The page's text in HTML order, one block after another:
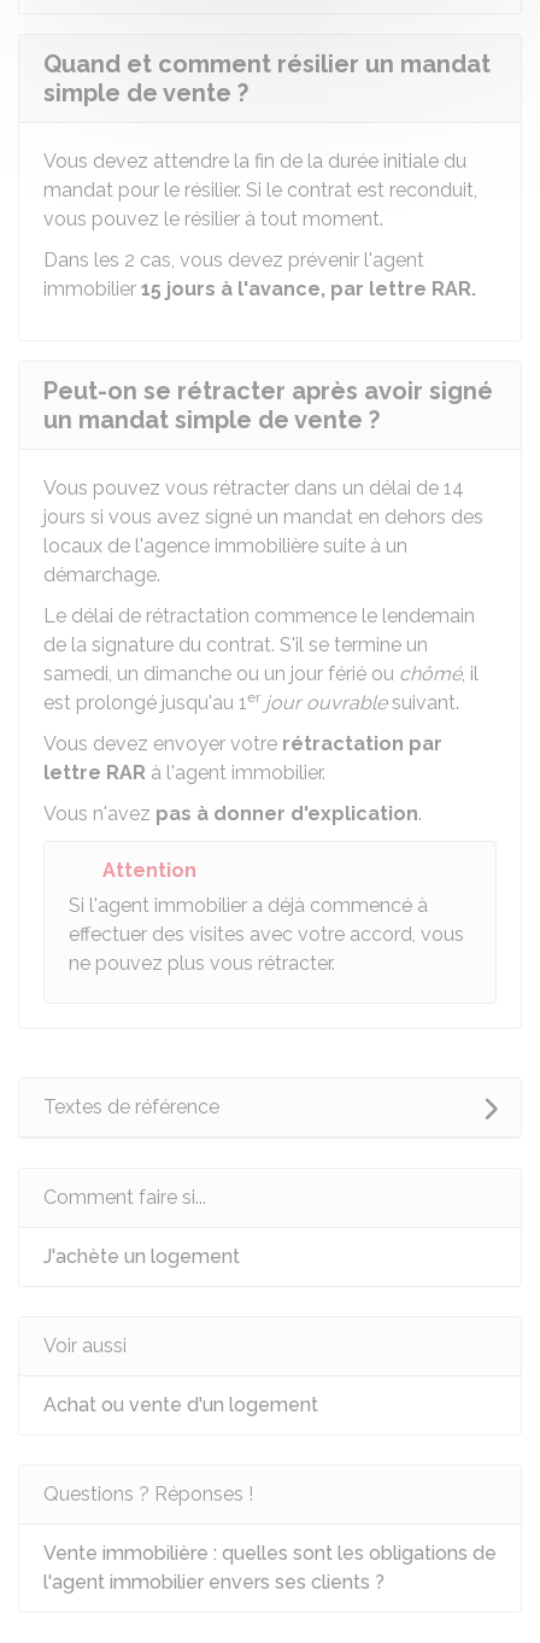
Quand et comment résilier un mandat
simple de vente ?
Vous devez attendre la fin de la durée initiale du
mandat pour le résilier. Si le contrat est reconduit,
vous pouvez le résilier à tout moment.
Dans les 2 cas, vous devez prévenir l'agent
immobilier 15 jours à l'avance, par lettre RAR.
Peut-on se rétracter après avoir signé
un mandat simple de vente ?
Vous pouvez vous rétracter dans un délai de 14
jours si vous avez signé un mandat en dehors des
locaux de l'agence immobilière suite à un
démarchage.
Le délai de rétractation commence le lendemain
de la signature du contrat. S'il se termine un
samedi, un dimanche ou un jour férié ou chômé, il
est prolongé jusqu'au 1er jour ouvrablesuivant.
Vous devez envoyer votre rétractation par
lettre RAR à l'agent immobilier.
Vous n'avez pas à donner d'explication.
Attention
Si l'agent immobilier a déjà commencé à
effectuer des visites avec votre accord, vous
ne pouvez plus vous rétracter.
Textes de référence
Comment faire si...
J'achète un logement
Voir aussi
Achat ou vente d'un logement
Questions ? Réponses !
Vente immobilière : quelles sont les obligations de
l'agent immobilier envers ses clients ?